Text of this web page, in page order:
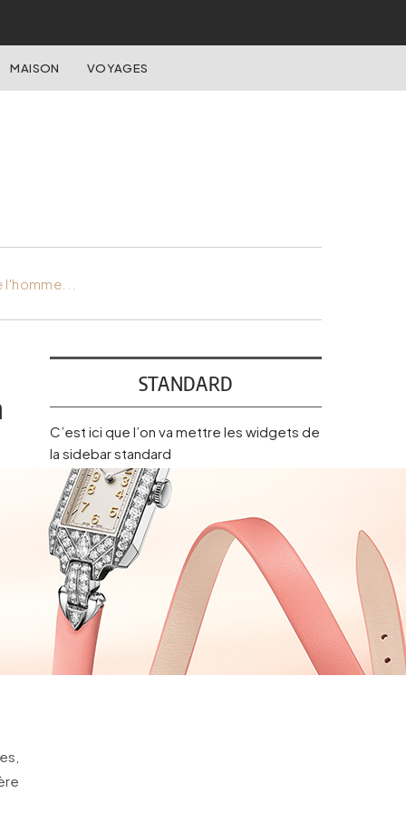
MAISON VOYAGES
STANDARD
C’est ici que l’on va mettre les widgets de
la sidebar standard